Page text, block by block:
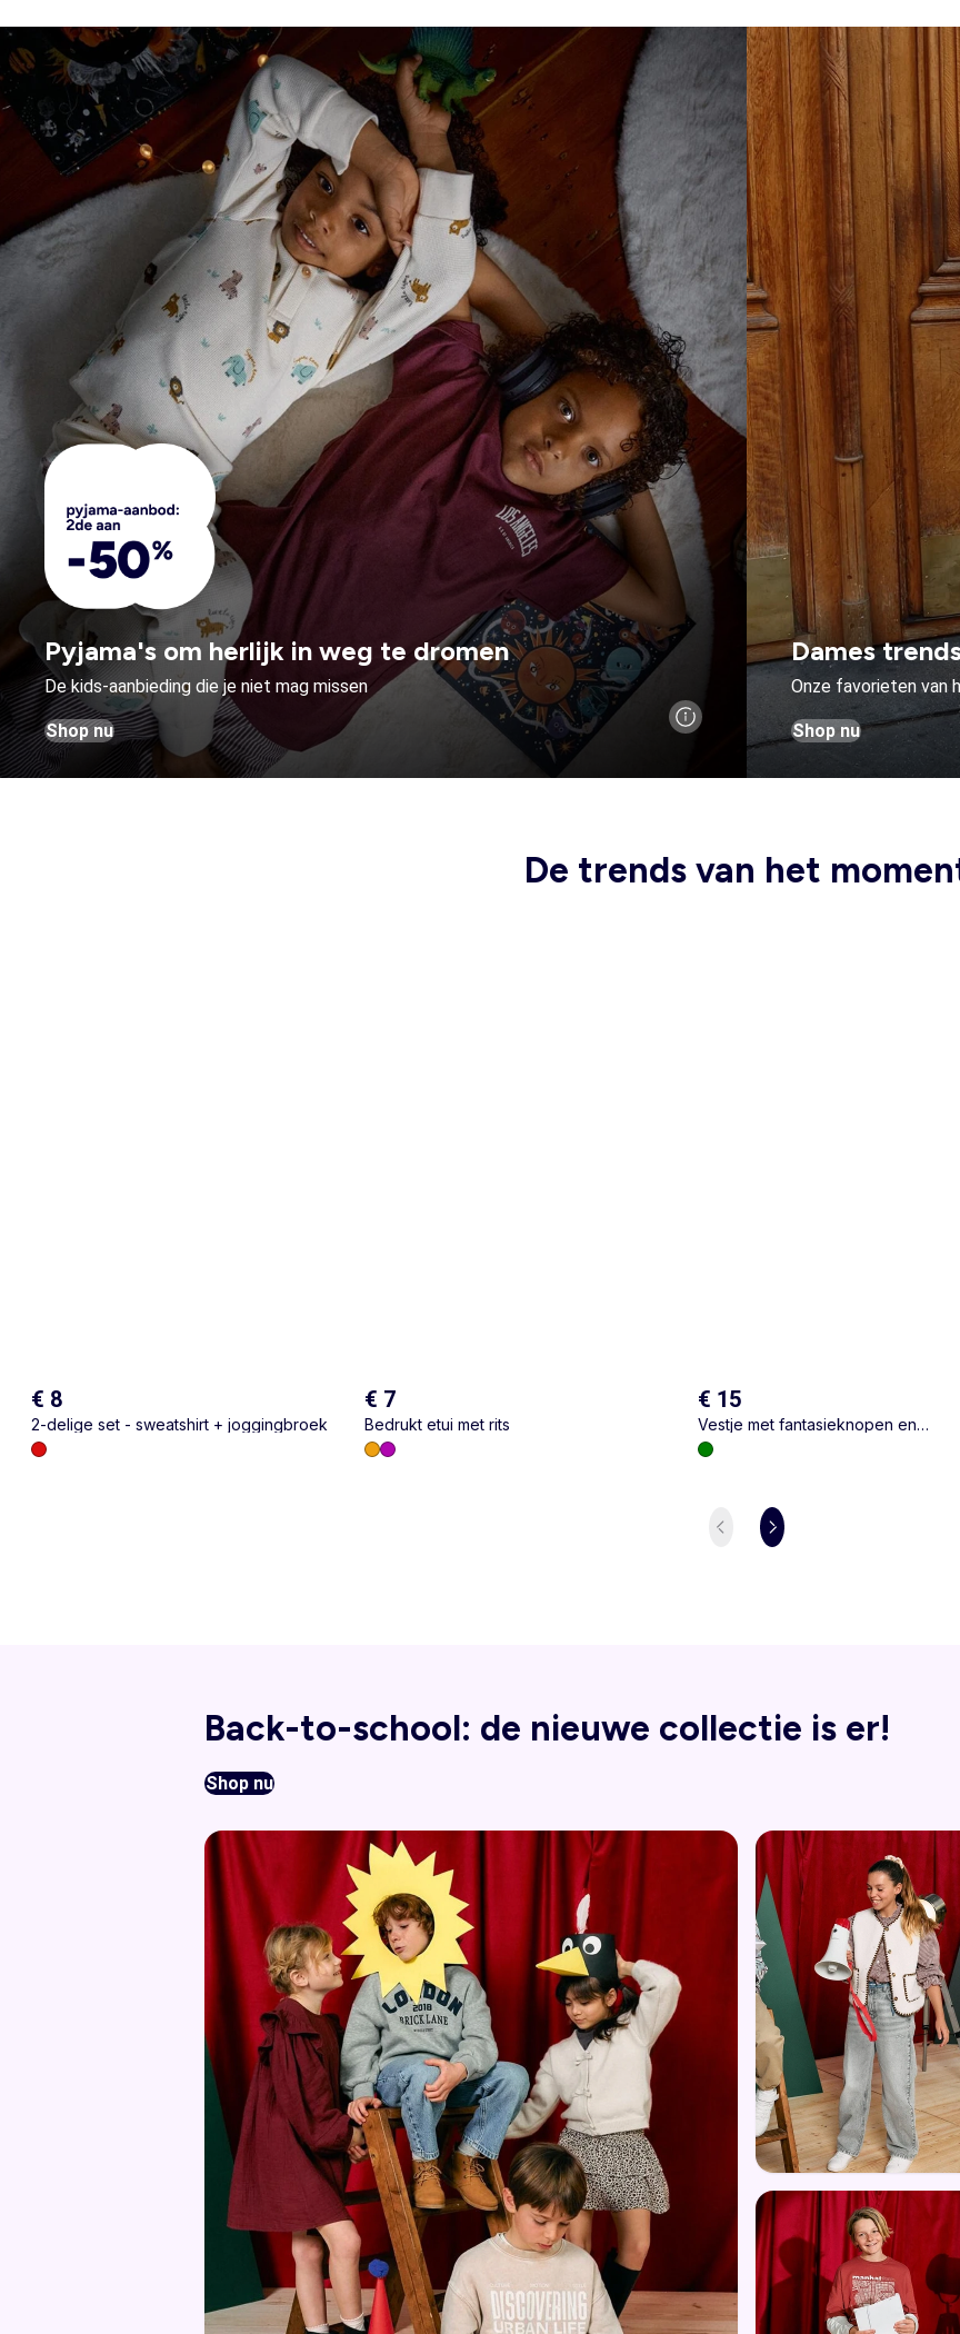
Pyjama's om herlijk in weg te dromen
De kids-aanbieding die je niet mag missen
Shop nu
Dames
Onze favorieten van
Shop nu
De trends van het
2-delige set - sweatshirt + joggingbroek
€ 8
Bedrukt etui met rits
€ 7
Vestje met fantasieknopen en
Claudinekraag
€ 15
Back-to-school: de nieuwe collectie is er!
Shop nu